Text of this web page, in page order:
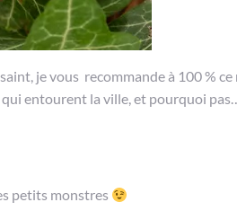
je vous recommande à 100 % ce
qui entourent la ville, et pourquoi
petits monstres